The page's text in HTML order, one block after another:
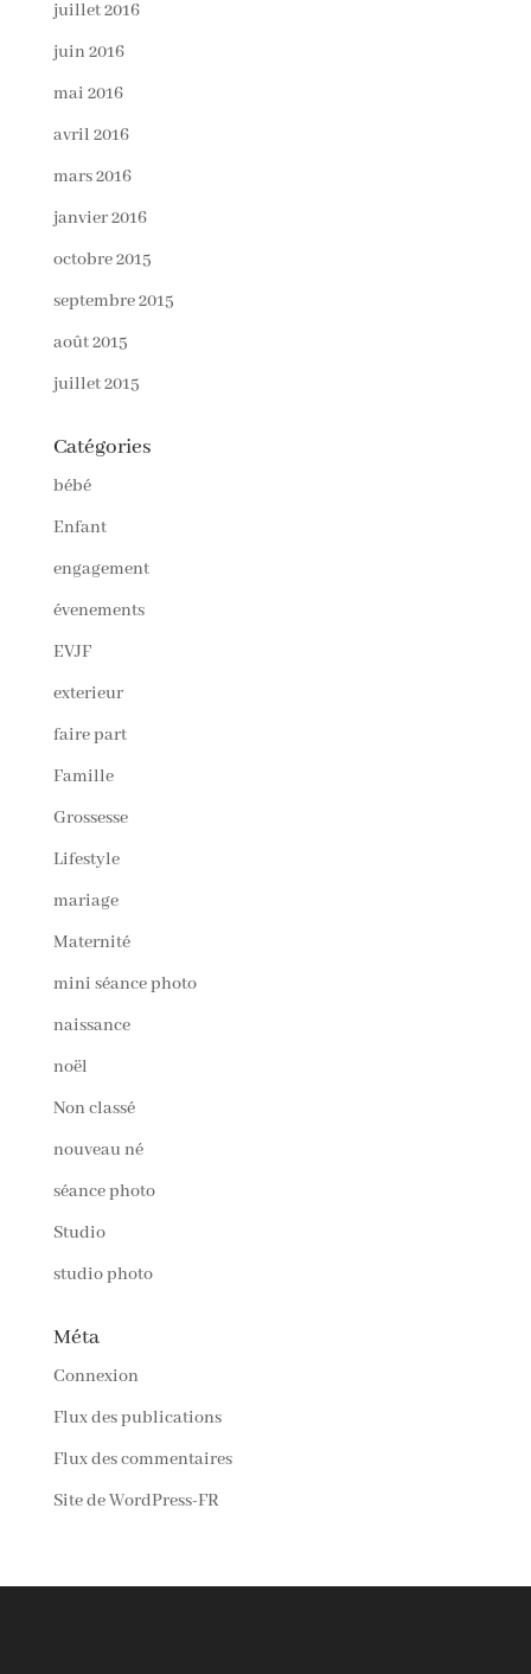
juillet 2016
juin 2016
mai 2016
avril 2016
mars 2016
janvier 2016
octobre 2015
septembre 2015
août 2015
juillet 2015
Catégories
bébé
Enfant
engagement
évenements
EVJF
exterieur
faire part
Famille
Grossesse
Lifestyle
mariage
Maternité
mini séance photo
naissance
noël
Non classé
nouveau né
séance photo
Studio
studio photo
Méta
Connexion
Flux des publications
Flux des commentaires
Site de WordPress-FR